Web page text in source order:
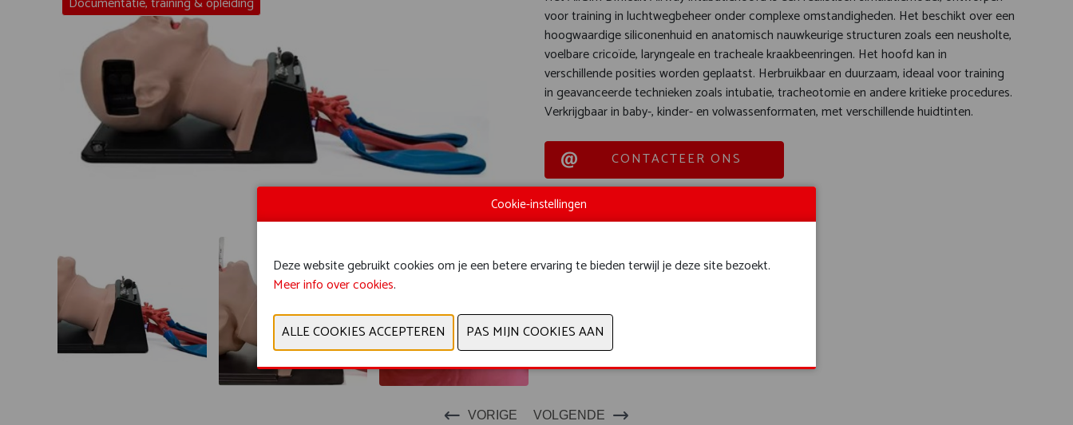
voor training in luchtwegbeheer onder complexe omstandigheden. Het beschikt over een
hoogwaardige siliconenhuid en anatomisch nauwkeurige structuren zoals een neusholte,
voelbare cricoïde, laryngeale en tracheale kraakbeenringen. Het hoofd kan in
verschillende posities worden geplaatst. Herbruikbaar en duurzaam, ideaal voor training
in geavanceerde technieken zoals intubatie, tracheotomie en andere kritieke procedures.
Verkrijgbaar in baby-, kinder- en volwassenformaten, met verschillende huidtinten.
CONTACTEER ONS
VORIGE VOLGENDE
Cookie-instellingen
Deze website gebruikt cookies om je een betere ervaring te bieden terwijl je deze site bezoekt.
Meer info over cookies.